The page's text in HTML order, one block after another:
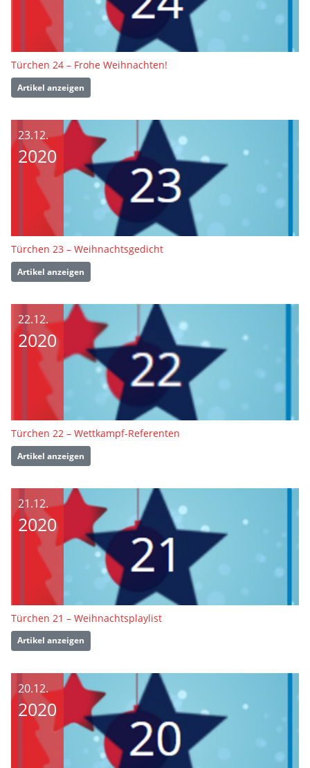
Türchen 24 – Frohe Weihnachten!
Artikel anzeigen
23.12.
2020
Türchen 23 – Weihnachtsgedicht
Artikel anzeigen
22.12.
2020
Türchen 22 – Wettkampf-Referenten
Artikel anzeigen
21.12.
2020
Türchen 21 – Weihnachtsplaylist
Artikel anzeigen
20.12.
2020